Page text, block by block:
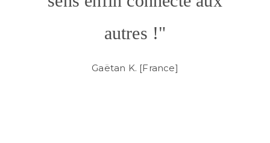
autres !"
Gaëtan K. [France]